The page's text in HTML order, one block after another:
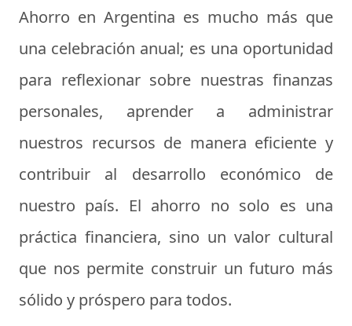
Ahorro en Argentina es mucho más que
una celebración anual; es una oportunidad
para reflexionar sobre nuestras finanzas
personales, aprender a administrar
nuestros recursos de manera eficiente y
contribuir al desarrollo económico de
nuestro país. El ahorro no solo es una
práctica financiera, sino un valor cultural
que nos permite construir un futuro más
sólido y próspero para todos.